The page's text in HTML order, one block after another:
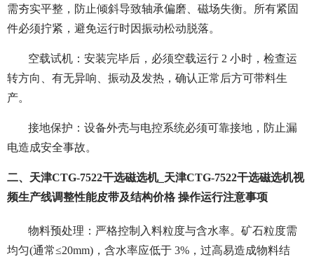
需夯实平整，防止倾斜导致轴承偏磨、磁场失衡。所有紧固
件必须拧紧，避免运行时因振动松动脱落。
空载试机：安装完毕后，必须空载运行 2 小时，检查运
转方向、有无异响、振动及发热，确认正常后方可带料生
产。
接地保护：设备外壳与电控系统必须可靠接地，防止漏
电造成安全事故。
二、天津CTG-7522干选磁选机_天津CTG-7522干选磁选机视
频生产线调整性能皮带及结构价格 操作运行注意事项
物料预处理：严格控制入料粒度与含水率。矿石粒度需
均匀(通常≤20mm)，含水率应低于 3%，过高易造成物料结